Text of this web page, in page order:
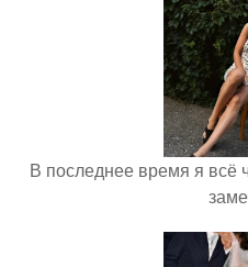
В последнее время я всё